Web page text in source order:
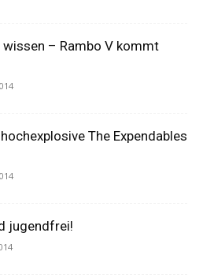
wissen – Rambo V kommt
The Expendables
jugendfrei!